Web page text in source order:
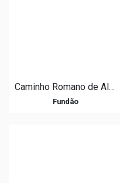
Caminho Romano de Alcongosta
Fundão